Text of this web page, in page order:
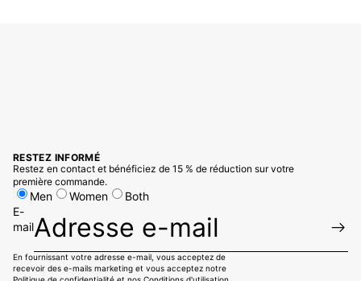
RESTEZ INFORMÉ
Restez en contact et bénéficiez de 15 % de réduction sur votre
première commande.
Men Women
Both
E-
mail
En fournissant votre adresse e-mail, vous acceptez de
recevoir des e-mails marketing et vous acceptez notre